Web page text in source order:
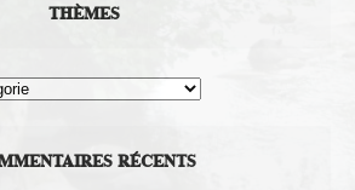
THÈMES
RÉCENTS